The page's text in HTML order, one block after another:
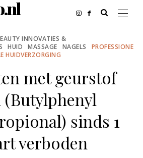
INNOVATIES &
HUID MASSAGE NAGELS
PROFESSIONE
HUIDVERZORGING
met geurstof
sinds 1
verboden